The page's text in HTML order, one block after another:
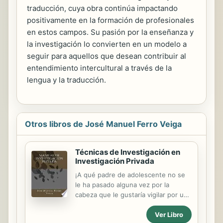
traducción, cuya obra continúa impactando
positivamente en la formación de profesionales
en estos campos. Su pasión por la enseñanza y
la investigación lo convierten en un modelo a
seguir para aquellos que desean contribuir al
entendimiento intercultural a través de la
lengua y la traducción.
Otros libros de José Manuel Ferro Veiga
Técnicas de Investigación en
Investigación Privada
¡A qué padre de adolescente no se
le ha pasado alguna vez por la
cabeza que le gustaría vigilar por una
rendija a su hijo cuando está fuera
de casa! Además, siguen muchas las
Ver Libro